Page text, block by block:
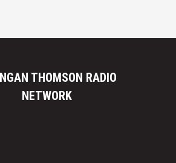
THOMSON RADIO
NETWORK